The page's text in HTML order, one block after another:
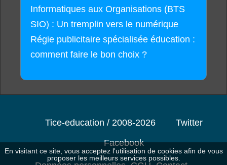
Informatiques aux Organisations (BTS
SIO) : Un tremplin vers le numérique
Régie publicitaire spécialisée éducation :
comment faire le bon choix ?
Tice-education / 2008-2026
Twitter
Facebook
En visitant ce site, vous acceptez l'utilisation de cookies afin de vous
proposer les meilleurs services possibles.